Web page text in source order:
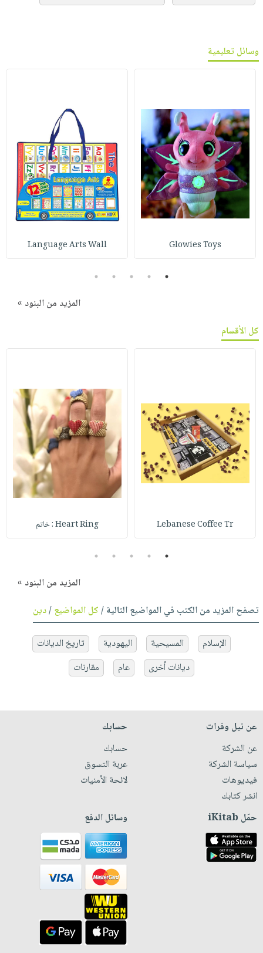
وسائل تعليمية
Glowies Toys
Language Arts Wall
1
2
3
4
5
المزيد من البنود »
كل الأقسام
Lebanese Coffee Tr Heart Ring : خاتم
1
2
3
4
5
المزيد من البنود »
تصفح المزيد من الكتب في المواضيع التالية /كل المواضيع/دين
الإسلام المسيحية اليهودية
تاريخ الديانات
ديانات أخرى
عام مقارنات
عن نيل وفرات
عن الشركة
سياسة الشركة
فيديوهات
انشر كتابك
حسابك
حسابك
عربة التسوق
لائحة الأمنيات
حمّل iKitab وسائل الدفع